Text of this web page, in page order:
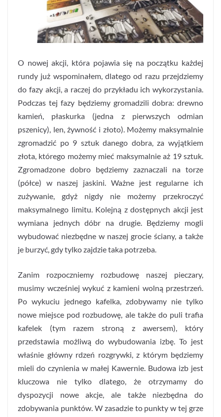
O nowej akcji, która pojawia się na początku każdej
rundy już wspominałem, dlatego od razu przejdziemy
do fazy akcji, a raczej do przykładu ich wykorzystania.
Podczas tej fazy będziemy gromadzili dobra: drewno
kamień, płaskurka (jedna z pierwszych odmian
pszenicy), len, żywność i złoto). Możemy maksymalnie
zgromadzić po 9 sztuk danego dobra, za wyjątkiem
złota, którego możemy mieć maksymalnie aż 19 sztuk.
Zgromadzone dobro będziemy zaznaczali na torze
(półce) w naszej jaskini. Ważne jest regularne ich
zużywanie, gdyż nigdy nie możemy przekroczyć
maksymalnego limitu. Kolejną z dostępnych akcji jest
wymiana jednych dóbr na drugie. Będziemy mogli
wybudować niezbędne w naszej grocie ściany, a także
je burzyć, gdy tylko zajdzie taka potrzeba.
Zanim rozpoczniemy rozbudowę naszej pieczary,
musimy wcześniej wykuć z kamieni wolną przestrzeń.
Po wykuciu jednego kafelka, zdobywamy nie tylko
nowe miejsce pod rozbudowę, ale także do puli trafia
kafelek (tym razem stroną z awersem), który
przedstawia możliwą do wybudowania izbę. To jest
właśnie główny rdzeń rozgrywki, z którym będziemy
mieli do czynienia w małej Kawernie. Budowa izb jest
kluczowa nie tylko dlatego, że otrzymamy do
dyspozycji nowe akcje, ale także niezbędna do
zdobywania punktów. W zasadzie to punkty w tej grze